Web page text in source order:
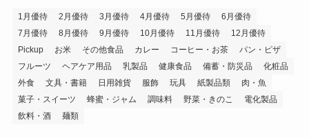
1月優待 2月優待 3月優待 4月優待 5月優待
6月優待
7月優待
8月優待 9月優待 10月優待 11月優待
12月優待
Pickup
お米 その他食品 カレー コーヒー・お茶
パン・ピザ
フルーツ
ヘアケア用品 乳製品 健康食品 備蓄・防災品
化粧品
外食
文具・書籍 日用雑貨 服飾 玩具 紙製品類
肉・魚
菓子・スイーツ
蜂蜜・ジャム 調味料 野菜・きのこ
電化製品
飲料・酒
麺類